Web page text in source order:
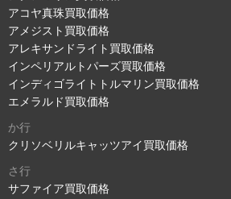
アコヤ真珠買取価格
アメジスト買取価格
アレキサンドライト買取価格
インペリアルトパーズ買取価格
インディゴライトトルマリン買取価格
エメラルド買取価格
か行
クリソベリルキャッツアイ買取価格
さ行
サファイア買取価格